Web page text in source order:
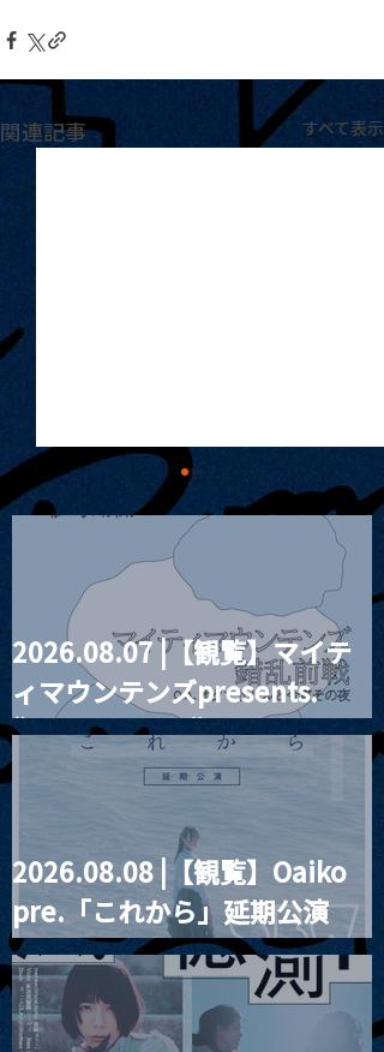
関連記事 すべて表示
MoonRomantic
Channel1周年記念Live
2026.08.07 |【観覧】マイテ
ィマウンテンズpresents.
“HALL-IN-ONE”
2026.08.08 |【観覧】Oaiko
pre.「これから」延期公演
Blurred City Lights × 17歳
とベルリンの壁